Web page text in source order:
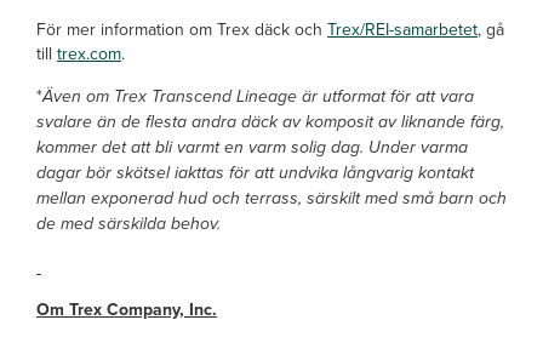
För mer information om Trex däck och Trex/REI-samarbetet, gå
till trex.com.
*Även om Trex Transcend Lineage är utformat för att vara
svalare än de flesta andra däck av komposit av liknande färg,
kommer det att bli varmt en varm solig dag. Under varma
dagar bör skötsel iakttas för att undvika långvarig kontakt
mellan exponerad hud och terrass, särskilt med små barn och
de med särskilda behov.
Om Trex Company, Inc.